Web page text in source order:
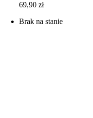
69,90zł
Brak na stanie